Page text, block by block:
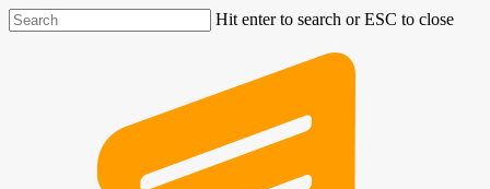
Hit enter to search or ESC to close